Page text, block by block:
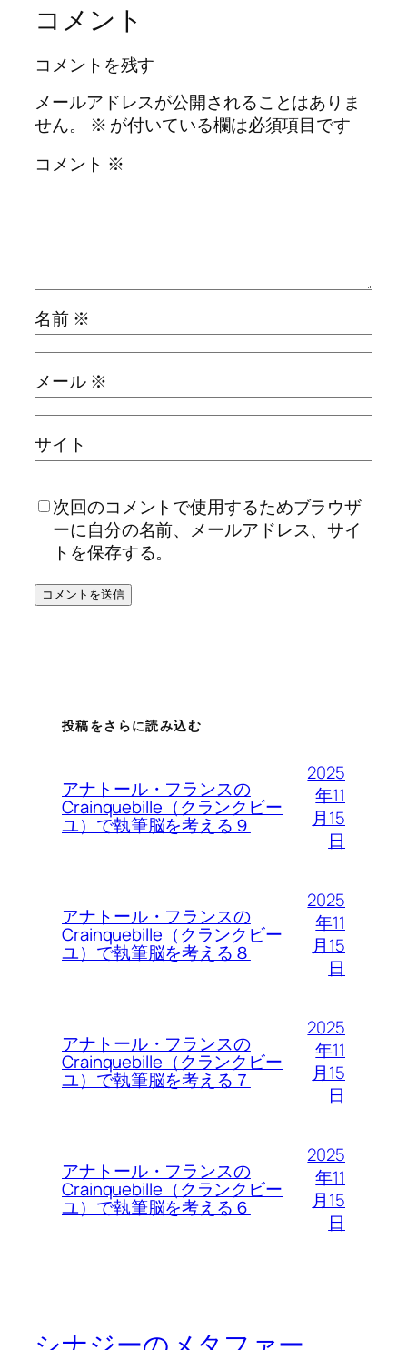
コメント
コメントを残す
メールアドレスが公開されることはありま
せん。
※ が付いている欄は必須項目です
コメント ※
名前 ※
メール ※
サイト
次回のコメントで使用するためブラウザ
ーに自分の名前、メールアドレス、サイ
トを保存する。
投稿をさらに読み込む
アナトール・フランスの
Crainquebille（クランクビー
ユ）で執筆脳を考える９
2025
年11
月15
日
アナトール・フランスの
Crainquebille（クランクビー
ユ）で執筆脳を考える８
2025
年11
月15
日
アナトール・フランスの
Crainquebille（クランクビー
ユ）で執筆脳を考える７
2025
年11
月15
日
アナトール・フランスの
Crainquebille（クランクビー
ユ）で執筆脳を考える６
2025
年11
月15
日